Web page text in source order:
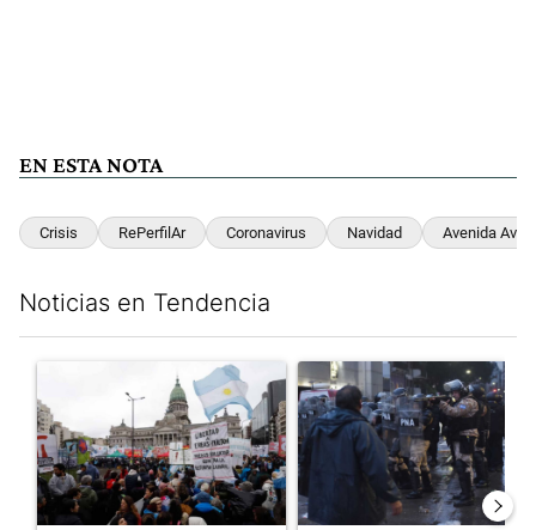
EN ESTA NOTA
Crisis RePerfilAr Coronavirus Navidad Avenida
Noticias en Tendencia
Un artículo de tendencia con el título "Congreso vallado y
Un artículo de tendencia